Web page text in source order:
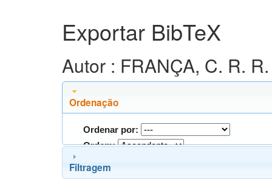
Exportar BibTeX
Autor : FRANÇA, C. R.
Ordenação
Ordenar por:
Ordem:
Filtragem